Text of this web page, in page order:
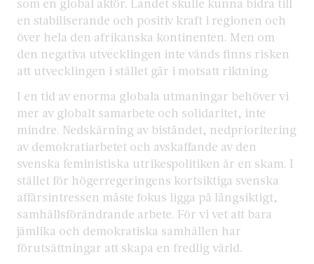
en stabiliserande och positiv kraft i regionen och
över hela den afrikanska kontinenten. Men om
den negativa utvecklingen inte vänds finns risken
att utvecklingen i stället går i motsatt riktning.
I en tid av enorma globala utmaningar behöver vi
mer av globalt samarbete och solidaritet, inte
mindre. Nedskärning av biståndet, nedprioritering
av demokratiarbetet och avskaffande av den
svenska feministiska utrikespolitiken är en skam. I
stället för högerregeringens kortsiktiga svenska
affärsintressen måste fokus ligga på långsiktigt,
samhällsförändrande arbete. För vi vet att bara
jämlika och demokratiska samhällen har
förutsättningar att skapa en fredlig värld.